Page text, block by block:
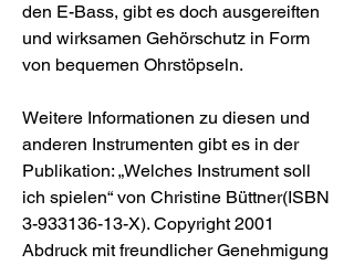
den E-Bass, gibt es doch ausgereiften
und wirksamen Gehörschutz in Form
von bequemen Ohrstöpseln.
Weitere Informationen zu diesen und
anderen Instrumenten gibt es in der
Publikation: „Welches Instrument soll
ich spielen“ von Christine Büttner(ISBN
3-933136-13-X). Copyright 2001
Abdruck mit freundlicher Genehmigung